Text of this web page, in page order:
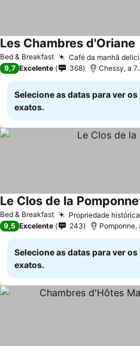
Bed & Breakfast Café da manhã
Les Chambres d'Oriane
9,7 Excelente 368 Chessy, a
Selecione as datas para ver
exatos.
Bed & Breakfast Propriedade
Le Clos de la
9,5 Excelente 243
Selecione as datas para ver
exatos.